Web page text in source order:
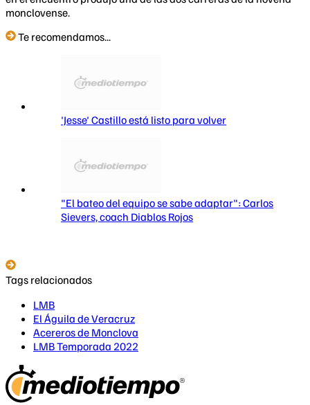
monclovense.
Te recomendamos...
'Jesse' Castillo está listo para volver
"El bateo del equipo se sabe adaptar": Carlos
Sievers, coach Diablos Rojos
Tags relacionados
LMB
El Águila de Veracruz
Acereros de Monclova
LMB Temporada 2022